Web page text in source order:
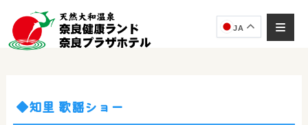
JA
◆知里 歌謡ショー